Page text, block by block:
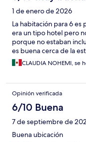
1 de enero de 2026
La habitación para 6 es
era un tipo hotel pero
porque no estaban
es buena cerca de la
CLAUDIA NOHEMI, se
Opinión verificada
6/10 Buena
7 de septiembre de
Buena ubicación